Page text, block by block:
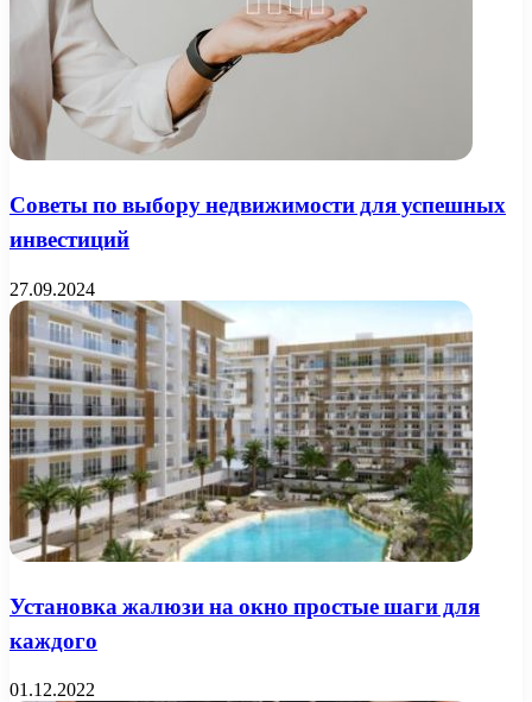
Советы по выбору недвижимости для успешных
инвестиций
27.09.2024
Установка жалюзи на окно простые шаги для
каждого
01.12.2022